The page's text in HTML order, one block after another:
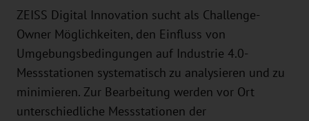
ZEISS Digital Innovation sucht als Challenge-
Owner Möglichkeiten, den Einfluss von
Umgebungsbedingungen auf Industrie 4.0-
Messstationen systematisch zu analysieren und zu
minimieren. Zur Bearbeitung werden vor Ort
unterschiedliche Messstationen der